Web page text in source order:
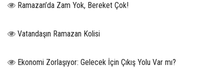
Ramazan’da Zam Yok, Bereket Çok!
Vatandaşın Ramazan Kolisi
Ekonomi Zorlaşıyor: Gelecek İçin Çıkış Yolu Var mı?